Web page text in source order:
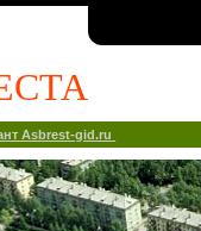
Asbrest-gid.ru